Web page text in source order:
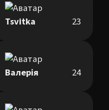
Tsvitka 23
Валерія 24